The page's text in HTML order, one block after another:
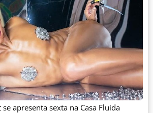
apresenta sexta na Casa Fluida